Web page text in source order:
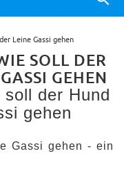
Leine Gassi gehen
SOLL DER
GEHEN
der Hund
gehen
Gassi gehen - ein